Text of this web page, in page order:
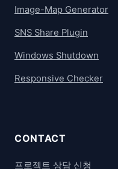
Image-Map Generator
SNS Share Plugin
Windows Shutdown
Responsive Checker
CONTACT
프로젝트 상담 신청